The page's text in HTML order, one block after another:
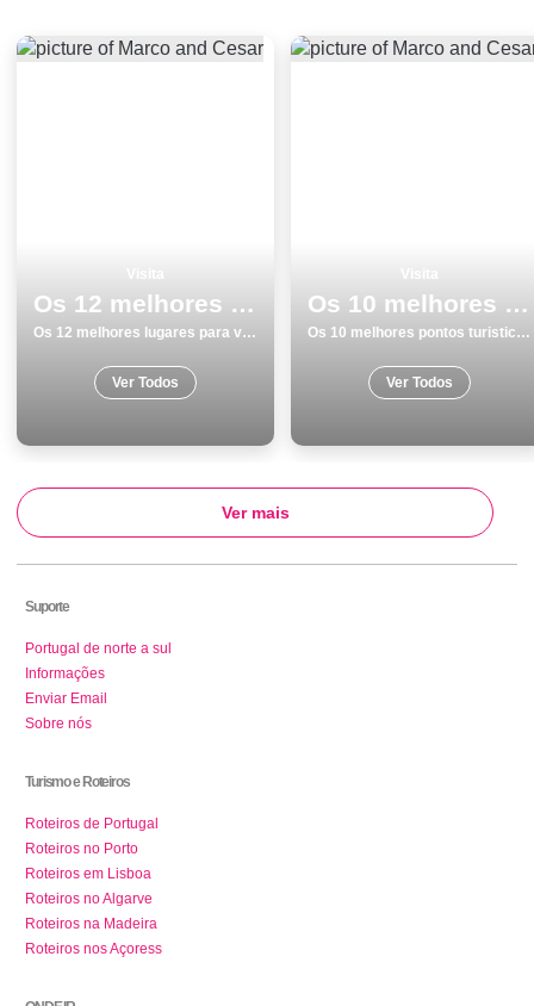
Os 12 melhores lugares para visitar em Braga
Os 12 melhores lugares para visitar em Braga
Ver Todos
Os 10 melhores pontos turisticos para conhecer e visitar em Monumentos Portalegre
Os 10 melhores pontos turisticos para conhecer e visitar em Monumentos Portalegre
Ver Todos
Ver mais
Suporte
Portugal de norte a sul
Informações
Enviar Email
Sobre nós
Turismo e Roteiros
Roteiros de Portugal
Roteiros no Porto
Roteiros em Lisboa
Roteiros no Algarve
Roteiros na Madeira
Roteiros nos Açoress